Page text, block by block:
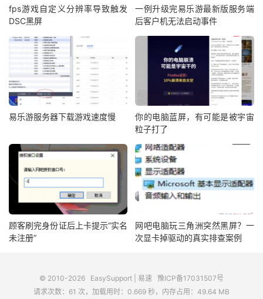
fps游戏自定义分辨率导致触发
DSC黑屏
一例升级完易乐游最新版服务端
后客户机无法启动事件
易乐游服务器下载游戏速度慢
你的电脑蓝屏，有可能是被宇宙
粒子打了
顾客刷完身份证后上卡提示“实名
未注册”
网吧电脑玩三角洲突然黑屏？一
次显卡掉驱动的真实排查案例
© 2010-2026 EasySupport | 易速
豫ICP备17031507号
请求次数：61 次，加载用时：0.669 秒，内存占用：49.64 MB